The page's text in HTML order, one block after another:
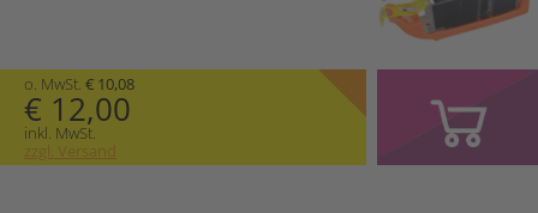
o. MwSt. € 10,08
€ 12,00
inkl. MwSt.
zzgl. Versand